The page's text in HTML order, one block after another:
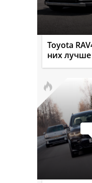
Toyota
них лучше